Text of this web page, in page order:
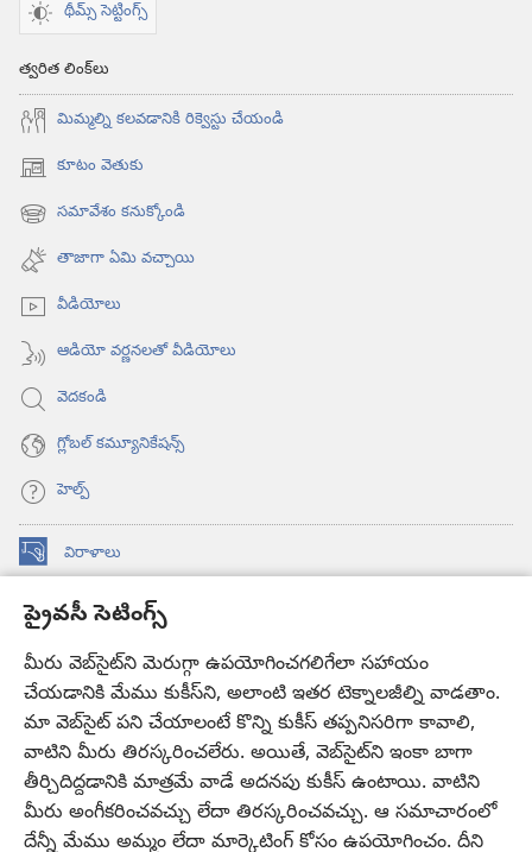
ప్రైవసీ సెటింగ్స్
మీరు వెబ్‌సైట్‌ని మెరుగ్గా ఉపయోగించగలిగేలా సహాయం
చేయడానికి మేము కుకీస్‌ని, అలాంటి ఇతర టెక్నాలజీల్ని వాడతాం.
మా వెబ్‌సైట్‌ పని చేయాలంటే కొన్ని కుకీస్‌ తప్పనిసరిగా కావాలి,
వాటిని మీరు తిరస్కరించలేరు. అయితే, వెబ్‌సైట్‌ని ఇంకా బాగా
తీర్చిదిద్దడానికి మాత్రమే వాడే అదనపు కుకీస్‌ ఉంటాయి. వాటిని
మీరు అంగీకరించవచ్చు లేదా తిరస్కరించవచ్చు. ఆ సమాచారంలో
దేన్నీ మేము అమ్మం లేదా మార్కెటింగ్‌ కోసం ఉపయోగించం. దీని
థీమ్స్ సెట్టింగ్స్
త్వరిత లింక్‌లు
మిమ్మల్ని కలవడానికి రిక్వెస్టు చేయండి
కూటం వెతుకు
(కొత్త
విండో
ఓపెన్‌
అవుతుంది)
సమావేశం కనుక్కోండి
(కొత్త
విండో
ఓపెన్‌
అవుతుంది)
తాజాగా ఏమి వచ్చాయి
వీడియోలు
ఆడియో వర్ణనలతో వీడియోలు
వెదకండి
గ్లోబల్‌ కమ్యూనికేషన్స్‌
హెల్ప్‌
విరాళాలు
(కొత్త
ఓపెన్‌ కావలికోట ఆన్‌లైన్‌ లైబ్రరీ
(కొత్త
విండో
ఓపెన్‌
అవుతుంది)
JW Hub®
(కొత్త
విండో
ఓపెన్‌
అవుతుంది)
JW లైబ్రరీ
కావలికోట లైబ్రరీ